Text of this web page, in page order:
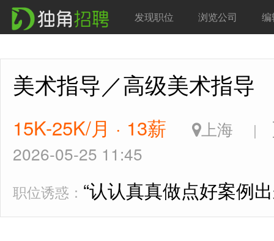
发现职位 浏览公司 编
美术指导／高级美术指
15K-25K/月 · 13薪 上海 |
2026-05-25 11:45
职位诱惑： “认认真真做点好案例